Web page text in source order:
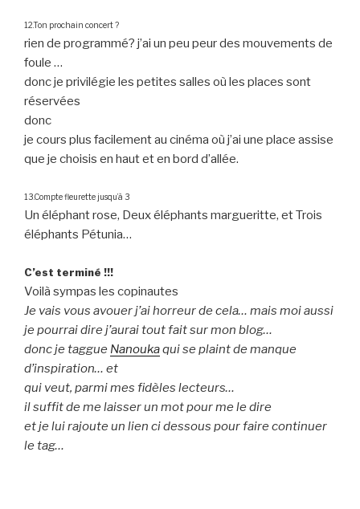
12.Ton prochain concert ?
rien de programmé? j’ai un peu peur des mouvements de
foule …
donc je privilégie les petites salles où les places sont
réservées
donc
je cours plus facilement au cinéma où j’ai une place assise
que je choisis en haut et en bord d’allée.
13.Compte fleurette jusqu’à 3
Un éléphant rose, Deux éléphants margueritte, et Trois
éléphants Pétunia…
C’est terminé !!!
Voilà sympas les copinautes
Je vais vous avouer j’ai horreur de cela… mais moi aussi
je pourrai dire j’aurai tout fait sur mon blog…
donc je taggue Nanoukaqui se plaint de manque
d’inspiration… et
qui veut, parmi mes fidèles lecteurs…
il suffit de me laisser un mot pour me le dire
et je lui rajoute un lien ci dessous pour faire continuer
le tag…